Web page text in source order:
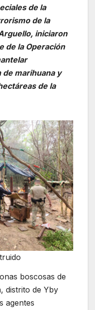
de la
de la
iniciaron
de la Operación
marihuana y
de la
boscosas de
distrito de Yby
agentes